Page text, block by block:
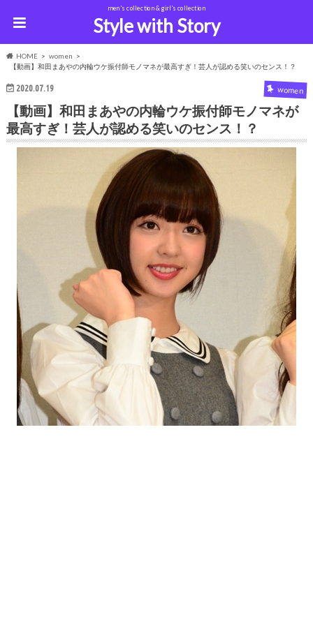
men's collection & girl's collection
Style with Story
HOME
women
【動画】和田まあやの内輪ウケ振付師モノマネが最高すぎ！芸人が認める笑いのセンス！？
2020.07.19 women
【動画】和田まあやの内輪ウケ振付師モノマネが
最高すぎ！芸人が認める笑いのセンス！？